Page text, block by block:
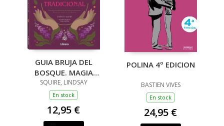
GUIA BRUJA DEL
BOSQUE. MAGIA
TRADICIONAL
SQUIRE, LINDSAY
En stock
12,95 €
POLINA 4º EDICION
BASTIEN VIVES
En stock
24,95 €